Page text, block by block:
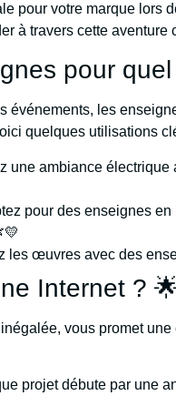
pour votre marque lors
à travers cette aventure
pour
événements, les
quelques utilisations
une ambiance électrique
pour des enseignes
les œuvres avec des
Internet ?
vous promet
projet débute par une